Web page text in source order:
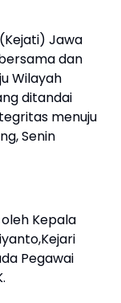
Jawa
dan
Wilayah
ditandai
menuju
Senin
Kepala
Pegawai